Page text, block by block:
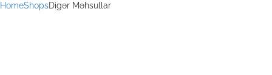
HomeShopsDigər Məhsullar